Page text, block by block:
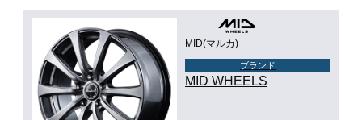
MID(マルカ)
ブランド
MID WHEELS